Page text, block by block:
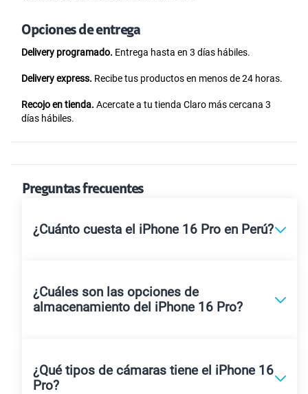
Opciones de entrega
Delivery programado. Entrega hasta en 3 días hábiles.
Delivery express. Recibe tus productos en menos de 24 horas.
Recojo en tienda. Acercate a tu tienda Claro más cercana 3
días hábiles.
Preguntas frecuentes
¿Cuánto cuesta el iPhone 16 Pro en Perú?
¿Cuáles son las opciones de
almacenamiento del iPhone 16 Pro?
¿Qué tipos de cámaras tiene el iPhone 16
Pro?